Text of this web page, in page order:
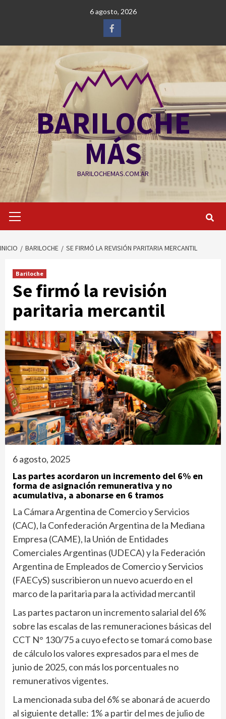
6 agosto, 2026
Facebook
BARILOCHE
MÁS
BARILOCHEMAS.COM.AR
primario
INICIO BARILOCHE SE FIRMÓ LA REVISIÓN PARITARIA MERCANTIL
Bariloche
Se firmó la revisión
paritaria mercantil
6 agosto, 2025
Las partes acordaron un incremento del 6% en
forma de asignación remunerativa y no
acumulativa, a abonarse en 6 tramos
La Cámara Argentina de Comercio y Servicios
(CAC), la Confederación Argentina de la Mediana
Empresa (CAME), la Unión de Entidades
Comerciales Argentinas (UDECA) y la Federación
Argentina de Empleados de Comercio y Servicios
(FAECyS) suscribieron un nuevo acuerdo en el
marco de la paritaria para la actividad mercantil
Las partes pactaron un incremento salarial del 6%
sobre las escalas de las remuneraciones básicas del
CCT N° 130/75 a cuyo efecto se tomará como base
de cálculo los valores expresados para el mes de
junio de 2025, con más los porcentuales no
remunerativos vigentes.
La mencionada suba del 6% se abonará de acuerdo
al siguiente detalle: 1% a partir del mes de julio de